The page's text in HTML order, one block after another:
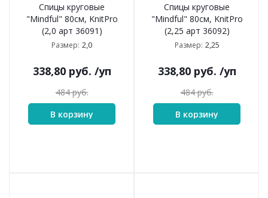
Спицы круговые
"Mindful" 80см, KnitPro
(2,0 арт 36091)
Размер: 2,0
338,80руб. /уп
484руб.
В корзину
Спицы круговые
"Mindful" 80см, KnitPro
(2,25 арт 36092)
Размер: 2,25
338,80руб. /уп
484руб.
В корзину